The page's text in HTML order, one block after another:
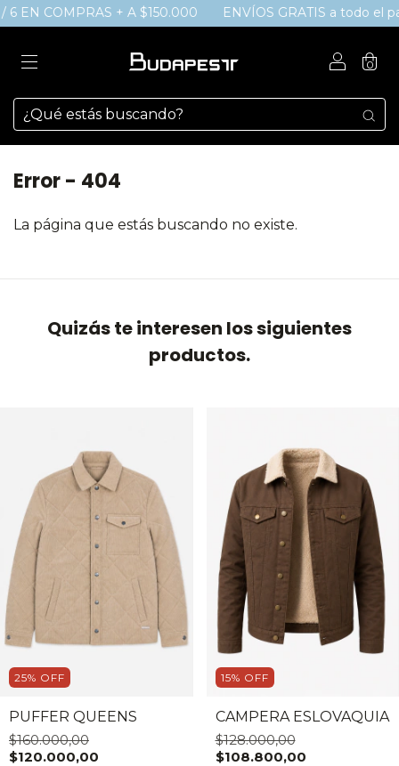
EN COMPRAS + A $150.000 ENVÍOS GRATIS a todo el
0
Error - 404
La página que estás buscando no existe.
Quizás te interesen los siguientes
productos.
25% OFF
PUFFER QUEENS
$160.000,00
$120.000,00
15% OFF
CAMPERA ESLOVAQUIA
$128.000,00
$108.800,00